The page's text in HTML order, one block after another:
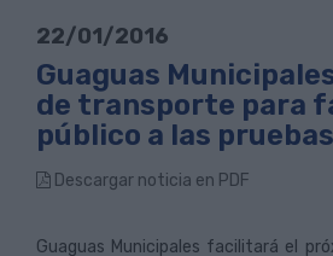
22/01/2016
Guaguas
de transporte para
público a las
Descargar noticia en PDF
Guaguas Municipales facilitará el